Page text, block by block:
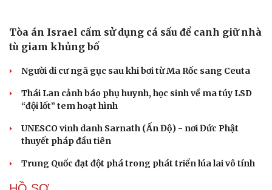
Cải chính
QUAN SÁT